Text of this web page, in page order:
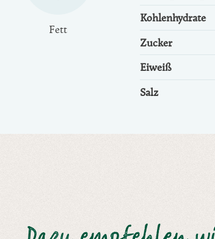
Fett
Kohlenhydrate
Zucker
Eiweiß
Salz